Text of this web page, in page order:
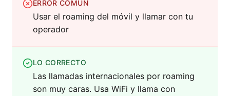
ERROR COMÚN
Usar el roaming del móvil y llamar con tu
operador
LO CORRECTO
Las llamadas internacionales por roaming
son muy caras. Usa WiFi y llama con